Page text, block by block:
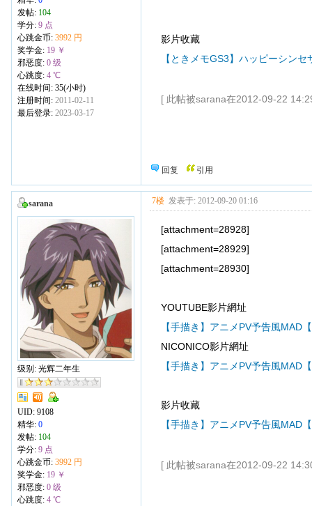
发帖: 104
学分: 9 点
心跳金币: 3992 円
奖学金: 19 ￥
邪恶度: 0 级
心跳度: 4 ℃
在线时间: 35(小时)
注册时间: 2011-02-11
最后登录: 2023-03-17
影片收藏
【ときメモGS3】ハッピーシン
[ 此帖被sarana在2012-09-22
回复 引用
sarana
级别: 光辉二年生
UID: 9108
精华: 0
发帖: 104
学分: 9 点
心跳金币: 3992 円
奖学金: 19 ￥
邪恶度: 0 级
心跳度: 4 ℃
7楼 发表于: 2012-09-20 01:16
[attachment=28928]
[attachment=28929]
[attachment=28930]
YOUTUBE影片網址
【手描き】アニメPV予告風MAD
NICONICO影片網址
【手描き】アニメPV予告風MAD
影片收藏
【手描き】アニメPV予告風MAD
[ 此帖被sarana在2012-09-22